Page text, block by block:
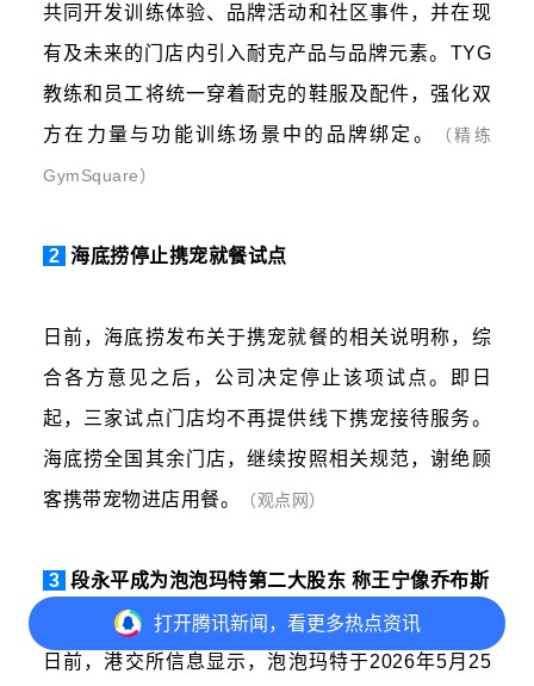
共同开发训练体验、品牌活动和社区事件，并在现
有及未来的门店内引入耐克产品与品牌元素。TYG
教练和员工将统一穿着耐克的鞋服及配件，强化双
方在力量与功能训练场景中的品牌绑定。
（精练
GymSquare）
2 海底捞停止携宠就餐试点
日前，海底捞发布关于携宠就餐的相关说明称，综
合各方意见之后，公司决定停止该项试点。即日
起，三家试点门店均不再提供线下携宠接待服务。
海底捞全国其余门店，继续按照相关规范，谢绝顾
客携带宠物进店用餐。
（观点网）
3 段永平成为泡泡玛特第二大股东 称王宁像乔布斯
日前，港交所信息显示，泡泡玛特于2026年5月25
打开腾讯新闻，看更多热点资讯